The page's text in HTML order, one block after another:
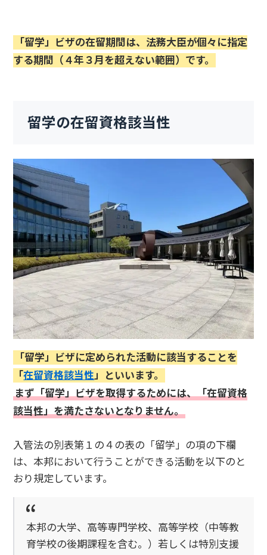
「留学」ビザの在留期間は、法務大臣が個々に指定
する期間（４年３月を超えない範囲）です。
留学の在留資格該当性
「留学」ビザに定められた活動に該当することを
「在留資格該当性」といいます。
まず「留学」ビザを取得するためには、「在留資格
該当性」を満たさないとなりません。
入管法の別表第１の４の表の「留学」の項の下欄
は、本邦において行うことができる活動を以下のと
おり規定しています。
本邦の大学、高等専門学校、高等学校（中等教
育学校の後期課程を含む。）若しくは特別支援